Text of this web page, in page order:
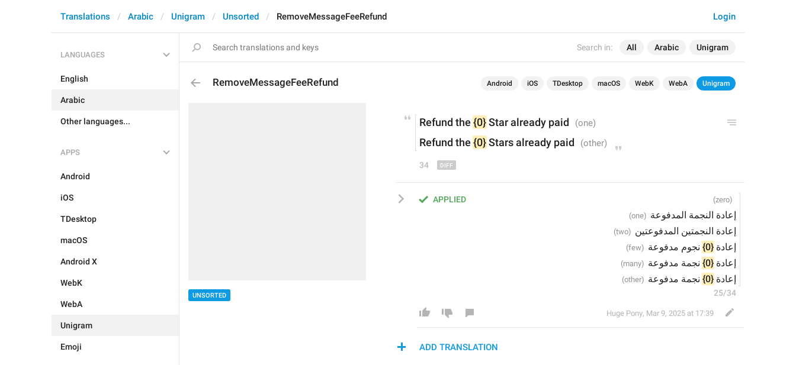
Search in: All Arabic Unigram
Login
Translations Arabic Unigram Unsorted RemoveMessageFeeRefund
LANGUAGES
English
Arabic
Other languages...
APPS
Android
iOS
TDesktop
macOS
Android X
WebK
WebA
Unigram
Emoji
RemoveMessageFeeRefund Android iOS TDesktop macOS WebK WebA Unigram
UNSORTED
Refund the {0} Star already paid
Refund the {0} Stars already paid
34
APPLIED
إعادة النجمة المدفوعة
إعادة النجمتين المدفوعتين
إعادة {0} نجوم مدفوعة
إعادة {0} نجمة مدفوعة
إعادة {0} نجمة مدفوعة
25/34
Huge Pony, Mar 9, 2025 at 17:39
ADD TRANSLATION